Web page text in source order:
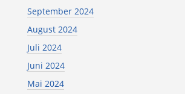
September 2024
August 2024
Juli 2024
Juni 2024
Mai 2024